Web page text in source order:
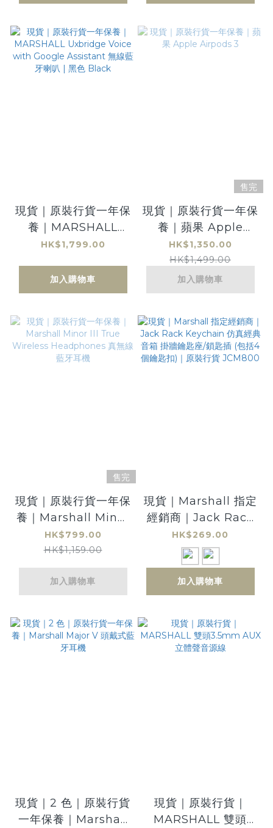
現貨｜原裝行貨一年保
養｜MARSHALL
Uxbridge Voice
Assistant 無線藍牙
喇叭 | 黑色 Black
HK$1,799.00
加入購物車
售完
現貨｜原裝行貨一年保
養｜蘋果 Apple
Airpods 3
HK$1,350.00
HK$1,499.00
加入購物車
售完
現貨｜原裝行貨一年保
養｜Marshall Minor
III True Wireless
Headphones 真無線
藍牙耳機
HK$799.00
HK$1,159.00
加入購物車
現貨｜Marshall 指定
經銷商｜Jack Rack
Keychain 仿真經典
音箱 掛牆鑰匙座/鎖匙
插 (包括4個鑰匙扣)｜
原裝行貨 JCM800
HK$269.00
加入購物車
現貨｜2 色｜原裝行貨
一年保養｜Marshall
現貨｜原裝行貨｜
MARSHALL 雙頭